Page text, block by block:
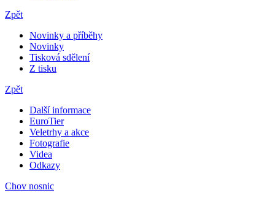
Zpět
Novinky a příběhy
Novinky
Tisková sdělení
Z tisku
Zpět
Další informace
EuroTier
Veletrhy a akce
Fotografie
Videa
Odkazy
Chov nosnic